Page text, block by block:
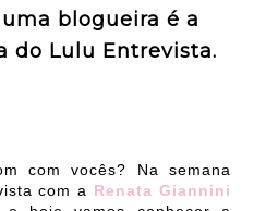
blogueira é a
do Lulu Entrevista.
com vocês? Na semana
com a Renata Giannini